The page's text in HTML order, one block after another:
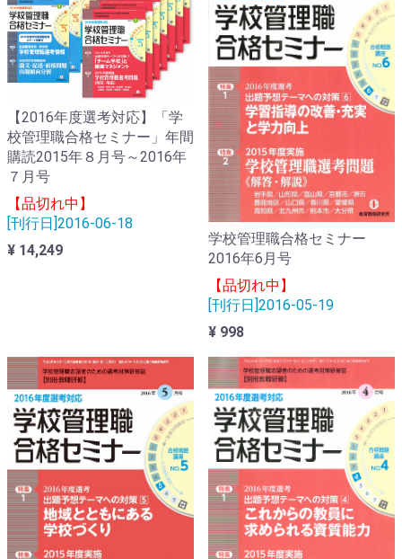
【2016年度選考対応】「学
校管理職合格セミナー」年間
購読2015年８月号～2016年
７月号
【品切れ中】
[刊行日]2016-06-18
¥ 14,249
学校管理職合格セミナー
2016年6月号
【品切れ中】
[刊行日]2016-05-19
¥ 998